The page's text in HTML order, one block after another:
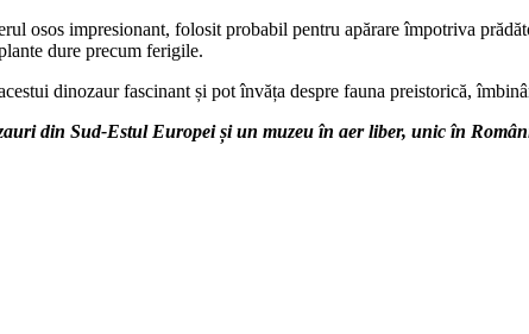
osos impresionant, folosit probabil pentru apărare împotriva
dure precum ferigile.
dinozaur fascinant și pot învăța despre fauna preistorică,
din Sud-Estul Europei și un muzeu în aer liber, unic în